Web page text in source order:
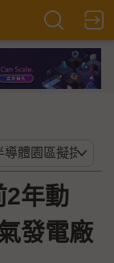
2年動
發電廠